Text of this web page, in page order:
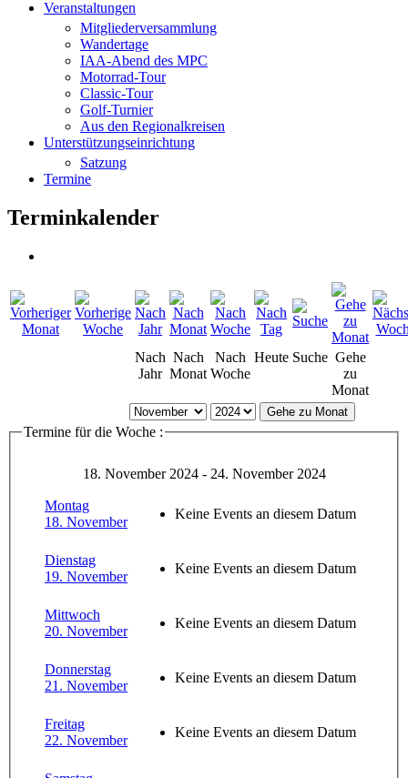
Veranstaltungen
Mitgliederversammlung
Wandertage
IAA-Abend des MPC
Motorrad-Tour
Classic-Tour
Golf-Turnier
Aus den Regionalkreisen
Unterstützungseinrichtung
Satzung
Termine
Terminkalender
Nach
Jahr
Nach
Monat
Nach
Woche
Heute Suche Gehe
zu
Monat
Gehe zu Monat
Termine für die Woche :
18. November 2024 - 24. November 2024
Montag
18. November
Keine Events an diesem Datum
Dienstag
19. November
Keine Events an diesem Datum
Mittwoch
20. November
Keine Events an diesem Datum
Donnerstag
21. November
Keine Events an diesem Datum
Freitag
22. November
Keine Events an diesem Datum